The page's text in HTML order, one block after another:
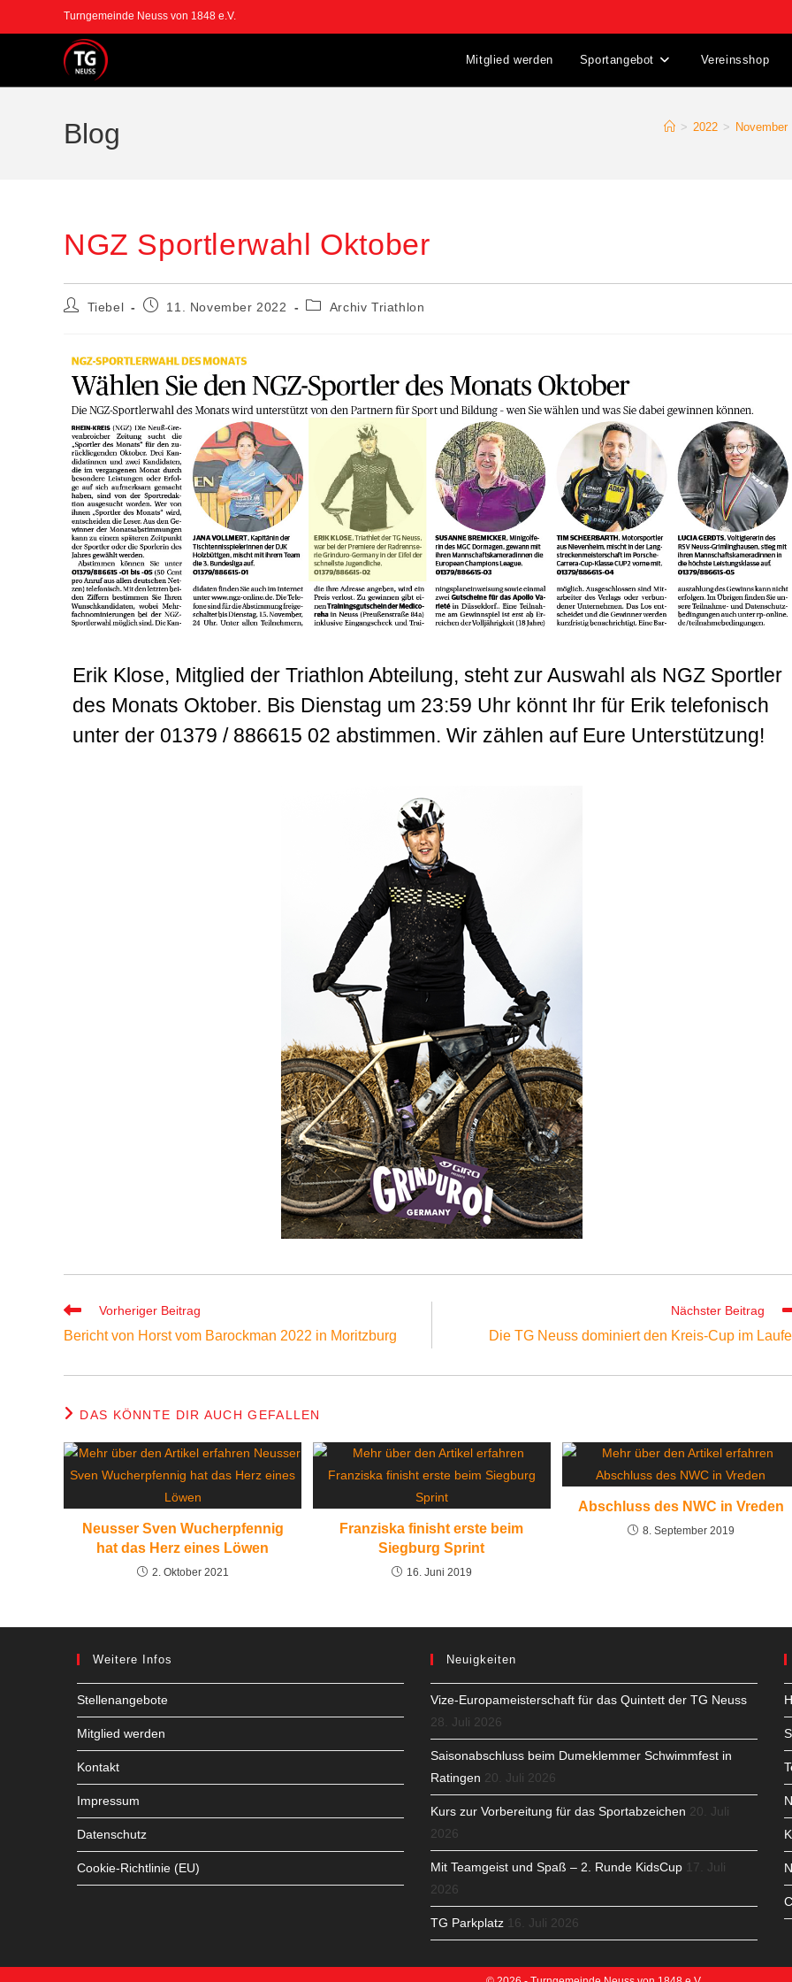
Turngemeinde Neuss von 1848 e.V.
Mitglied werden Sportangebot Vereinsshop
Blog > 2022 > November
NGZ Sportlerwahl Oktober
Tiebel 11. November 2022 Archiv Triathlon
Erik Klose, Mitglied der Triathlon Abteilung, steht zur Auswahl als NGZ Sportler
des Monats Oktober. Bis Dienstag um 23:59 Uhr könnt Ihr für Erik telefonisch
unter der 01379 / 886615 02 abstimmen. Wir zählen auf Eure Unterstützung!
Vorheriger Beitrag
Bericht von Horst vom Barockman 2022 in Moritzburg
Nächster Beitrag
Die TG Neuss dominiert den Kreis-Cup im
DAS KÖNNTE DIR AUCH GEFALLEN
Neusser Sven Wucherpfennig
hat das Herz eines Löwen
2. Oktober 2021
Franziska finisht erste beim
Siegburg Sprint
16. Juni 2019
Abschluss des NWC in Vreden
8. September 2019
Weitere Infos
Stellenangebote
Mitglied werden
Kontakt
Impressum
Datenschutz
Cookie-Richtlinie (EU)
Neuigkeiten
Vize-Europameisterschaft für das Quintett der TG Neuss
28. Juli 2026
Saisonabschluss beim Dumeklemmer Schwimmfest in
Ratingen 20. Juli 2026
Kurs zur Vorbereitung für das Sportabzeichen 20. Juli
2026
Mit Teamgeist und Spaß – 2. Runde KidsCup 17. Juli
2026
TG Parkplatz 16. Juli 2026